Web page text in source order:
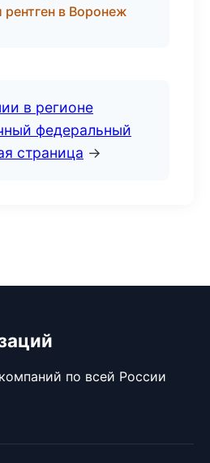
рентген в Воронеж
в регионе
федеральный
страница →
по всей России